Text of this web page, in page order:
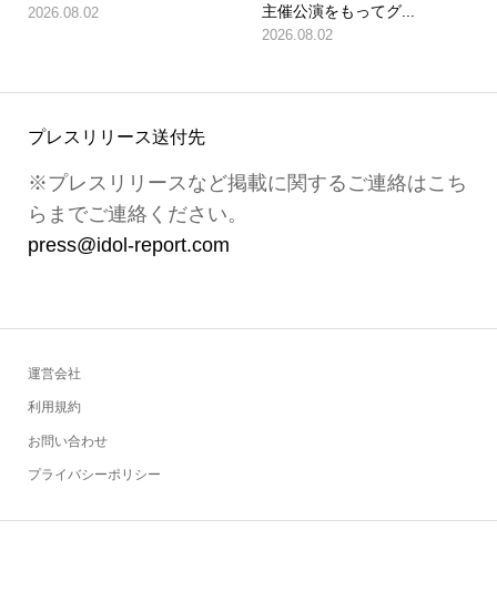
2026.08.02
主催公演をもってグ...
2026.08.02
プレスリリース送付先
※プレスリリースなど掲載に関するご連絡はこち
らまでご連絡ください。
press@idol-report.com
運営会社
利用規約
お問い合わせ
プライバシーポリシー